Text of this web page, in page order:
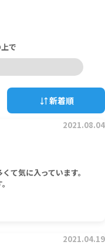
で
新着順
2021.08.04
て気に入っています。
2021.04.19